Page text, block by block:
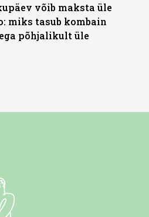
võib maksta üle
miks tasub kombain
põhjalikult üle